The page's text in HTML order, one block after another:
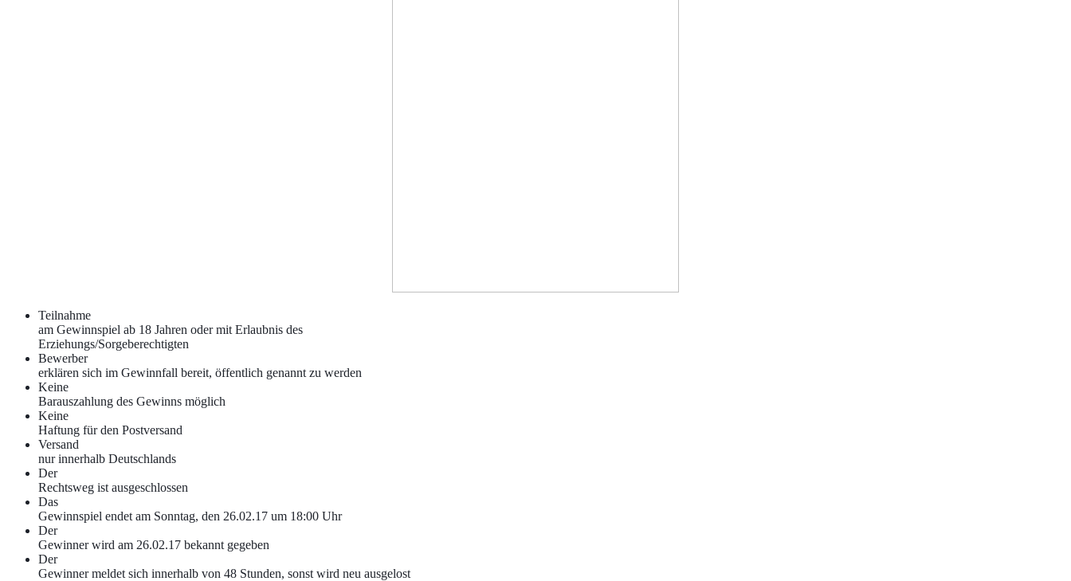
Teilnahme
am Gewinnspiel ab 18 Jahren oder mit Erlaubnis des
Erziehungs/Sorgeberechtigten
Bewerber
erklären sich im Gewinnfall bereit, öffentlich genannt zu werden
Keine
Barauszahlung des Gewinns möglich
Keine
Haftung für den Postversand
Versand
nur innerhalb Deutschlands
Der
Rechtsweg ist ausgeschlossen
Das
Gewinnspiel endet am Sonntag, den 26.02.17 um 18:00 Uhr
Der
Gewinner wird am 26.02.17 bekannt gegeben
Der
Gewinner meldet sich innerhalb von 48 Stunden, sonst wird neu ausgelost